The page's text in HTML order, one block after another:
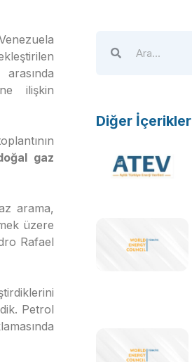
ilişkin
gaz
arama,
üzere
Rafael
Petrol
Diğer İçerikler